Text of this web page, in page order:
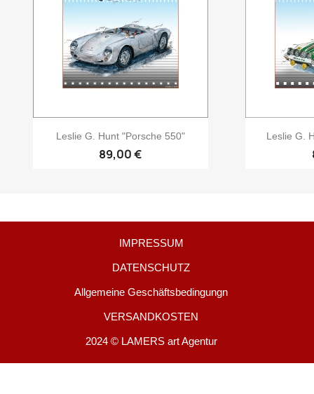
Leslie G. Hunt "Porsche 550"
89,00 €
Leslie G.
IMPRESSUM
DATENSCHUTZ
Allgemeine Geschäftsbedingungn
VERSANDKOSTEN
2024 © LAMERS art Agentur